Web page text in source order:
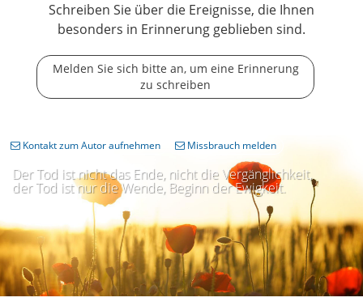
Schreiben Sie über die Ereignisse, die Ihnen
besonders in Erinnerung geblieben sind.
Melden Sie sich bitte an, um eine Erinnerung
zu schreiben
Der Tod ist nicht das Ende, nicht die Vergänglichkeit,
der Tod ist nur die Wende, Beginn der Ewigkeit.
Kontakt zum Autor aufnehmen Missbrauch melden